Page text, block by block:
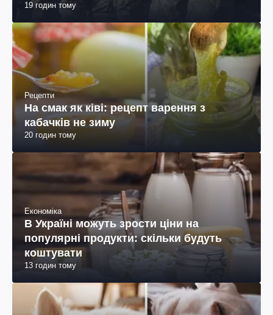
пояснення юриста
19 годин тому
Рецепти
На смак як ківі: рецепт варення з
кабачків не зиму
20 годин тому
Економіка
В Україні можуть зрости ціни на
популярні продукти: скільки будуть
коштувати
13 годин тому